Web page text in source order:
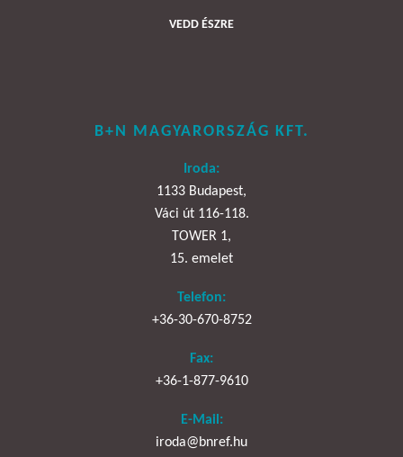
VEDD ÉSZRE
B+N MAGYARORSZÁG KFT.
Iroda:
1133 Budapest,
Váci út 116-118.
TOWER 1,
15. emelet
Telefon:
+36-30-670-8752
Fax:
+36-1-877-9610
E-Mail:
iroda@bnref.hu